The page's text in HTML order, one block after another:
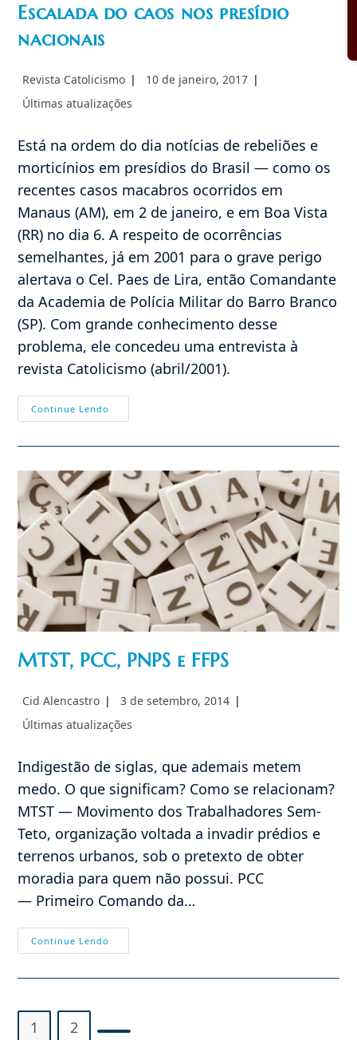
Escalada do caos nos presídio
nacionais
Autor
do
post:
Revista Catolicismo
Post
10 de janeiro, 2017
Categoria
Últimas atualizações
Está na ordem do dia notícias de rebeliões e
morticínios em presídios do Brasil — como os
recentes casos macabros ocorridos em
Manaus (AM), em 2 de janeiro, e em Boa Vista
(RR) no dia 6. A respeito de ocorrências
semelhantes, já em 2001 para o grave perigo
alertava o Cel. Paes de Lira, então Comandante
da Academia de Polícia Militar do Barro Branco
(SP). Com grande conhecimento desse
problema, ele concedeu uma entrevista à
revista Catolicismo (abril/2001).
Continue Lendo
Do
Nos
MTST, PCC, PNPS e FFPS
Autor
post:
Cid Alencastro
Post
3 de setembro, 2014
Categoria
Últimas atualizações
Indigestão de siglas, que ademais metem
medo. O que significam? Como se relacionam?
MTST — Movimento dos Trabalhadores Sem-
Teto, organização voltada a invadir prédios e
terrenos urbanos, sob o pretexto de obter
moradia para quem não possui. PCC
— Primeiro Comando da…
Continue Lendo
PCC,
1 2